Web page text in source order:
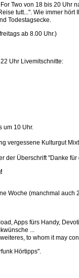
Two von 18 bis 20 Uhr
tutt...". Wie immer
Todestagsecke.
ab 8.00 Uhr.)
Uhr Livemitschnitte:
um 10 Uhr.
vergessene Kulturgut
der Überschrift "Danke für
Woche (manchmal auch
Apps fürs Handy,
...
to whom it may
Hörtipps".